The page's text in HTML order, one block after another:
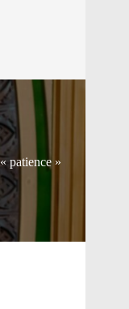
patience »